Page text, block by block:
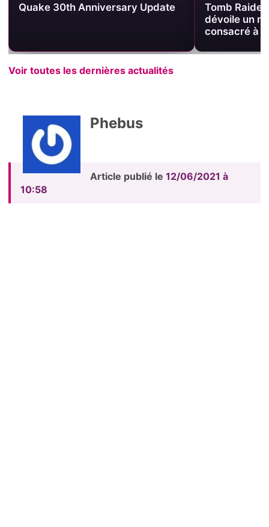
Tomb Raider King : Crunchyroll
Tomb
relique au
officiel
Voir toutes les dernières actualités
Phebus
Article publié le 12/06/2021 à
10:58